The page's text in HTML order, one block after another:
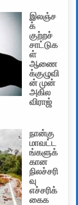
இலஞ்ச
க்
குற்றச்
சாட்டுக
ள்
ஆணை
க்குழுவி
ன் முன்
அகில
விராஜ்
நான்கு
மாவட்ட
ங்களுக்
கான
நிலச்சரி
வு
எச்சரிக்
கைக